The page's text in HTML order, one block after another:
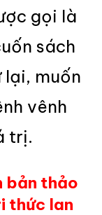
gọi là
sách
lại, muốn
vênh
trị.
bản thảo
thức lan